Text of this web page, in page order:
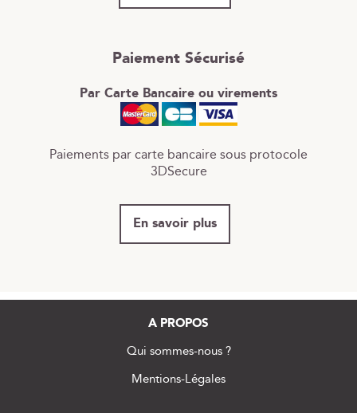
Paiement Sécurisé
Par Carte Bancaire ou virements
Paiements par carte bancaire sous protocole
3DSecure
En savoir plus
A PROPOS
Qui sommes-nous ?
Mentions-Légales